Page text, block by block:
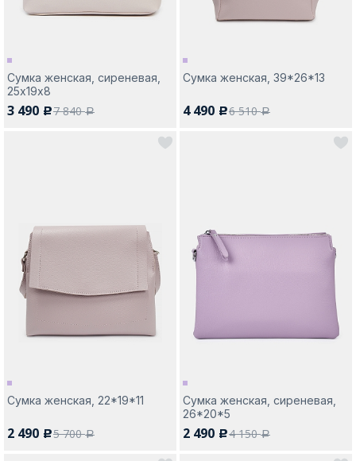
Сумка женская, сиреневая,
25х19х8
3 490 c7 840a
Сумка женская, 39*26*13
4 490 c6 510a
Сумка женская, 22*19*11
2 490 c5 700a
Сумка женская, сиреневая,
26*20*5
2 490 c4 150a